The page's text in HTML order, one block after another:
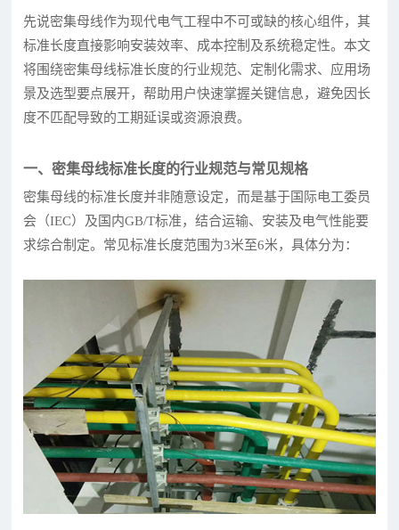
先说密集母线作为现代电气工程中不可或缺的核心组件，其
标准长度直接影响安装效率、成本控制及系统稳定性。本文
将围绕密集母线标准长度的行业规范、定制化需求、应用场
景及选型要点展开，帮助用户快速掌握关键信息，避免因长
度不匹配导致的工期延误或资源浪费。
一、密集母线标准长度的行业规范与常见规格
密集母线的标准长度并非随意设定，而是基于国际电工委员
会（IEC）及国内GB/T标准，结合运输、安装及电气性能要
求综合制定。常见标准长度范围为3米至6米，具体分为：